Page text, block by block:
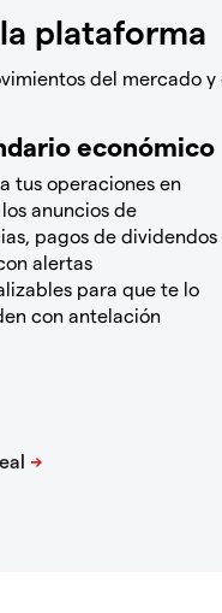
plataforma
del mercado y
económico
tus operaciones en
anuncios de
pagos de dividendos
alertas
para que te lo
con antelación